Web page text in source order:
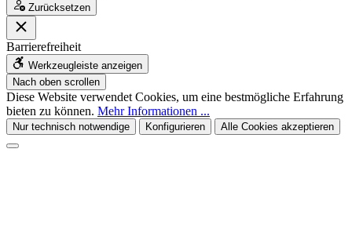
Zurücksetzen
Barrierefreiheit
Werkzeugleiste anzeigen
Nach oben scrollen
Diese Website verwendet Cookies, um eine bestmögliche Erfahrung
bieten zu können. Mehr Informationen ...
Nur technisch notwendige Konfigurieren Alle Cookies akzeptieren